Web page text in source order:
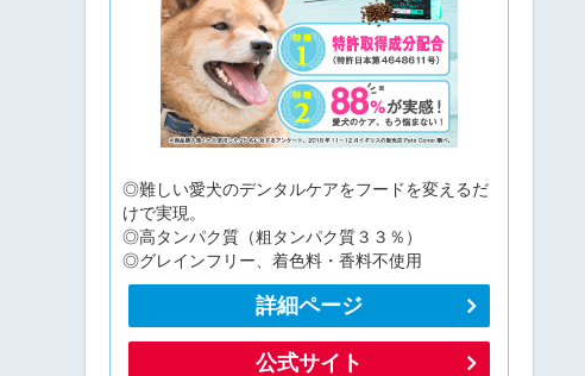
◎難しい愛犬のデンタルケアをフードを変えるだ
けで実現。
◎高タンパク質（粗タンパク質３３％）
◎グレインフリー、着色料・香料不使用
詳細ページ
公式サイト